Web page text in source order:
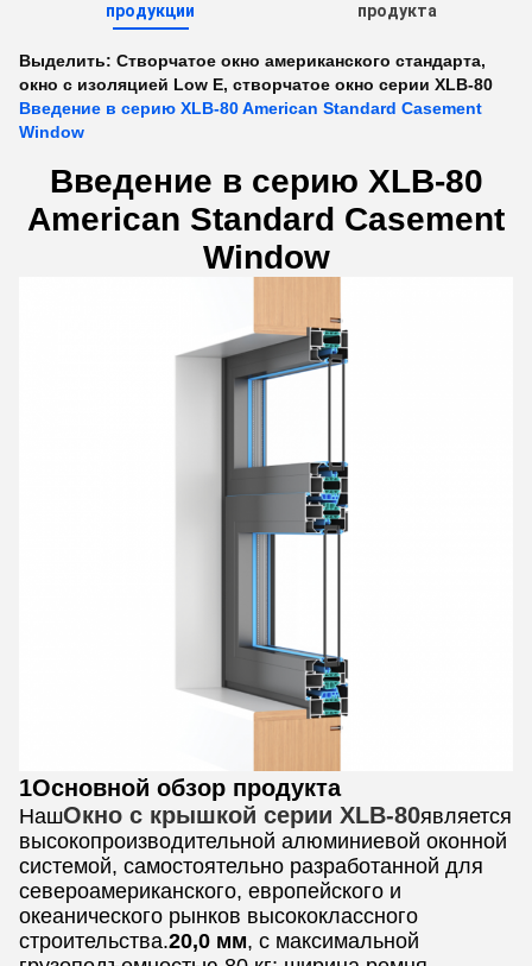
продукции
продукта
Выделить: Створчатое окно американского стандарта,
окно с изоляцией Low E, створчатое окно серии XLB-80
Введение в серию XLB-80 American Standard Casement
Window
Введение в серию XLB-80
American Standard Casement
Window
1Основной обзор продукта
НашОкно с крышкой серии XLB-80является
высокопроизводительной алюминиевой оконной
системой, самостоятельно разработанной для
североамериканского, европейского и
океанического рынков высококлассного
строительства.20,0 мм, с максимальной